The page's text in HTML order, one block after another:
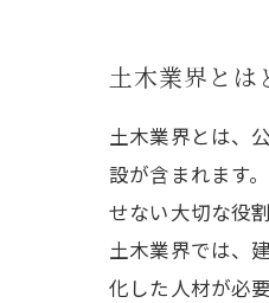
土木業界とは
土木業界とは、
設が含まれます
せない大切な役
土木業界では、
化した人材が必